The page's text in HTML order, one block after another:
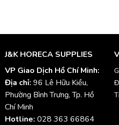
J&K HORECA SUPPLIES
VP Giao Dịch Hồ Chí Minh:
Địa chỉ: 96 Lê Hữu Kiều,
Phường Bình Trưng, Tp. Hồ
Chí Minh
Hotline: 028 363 66864